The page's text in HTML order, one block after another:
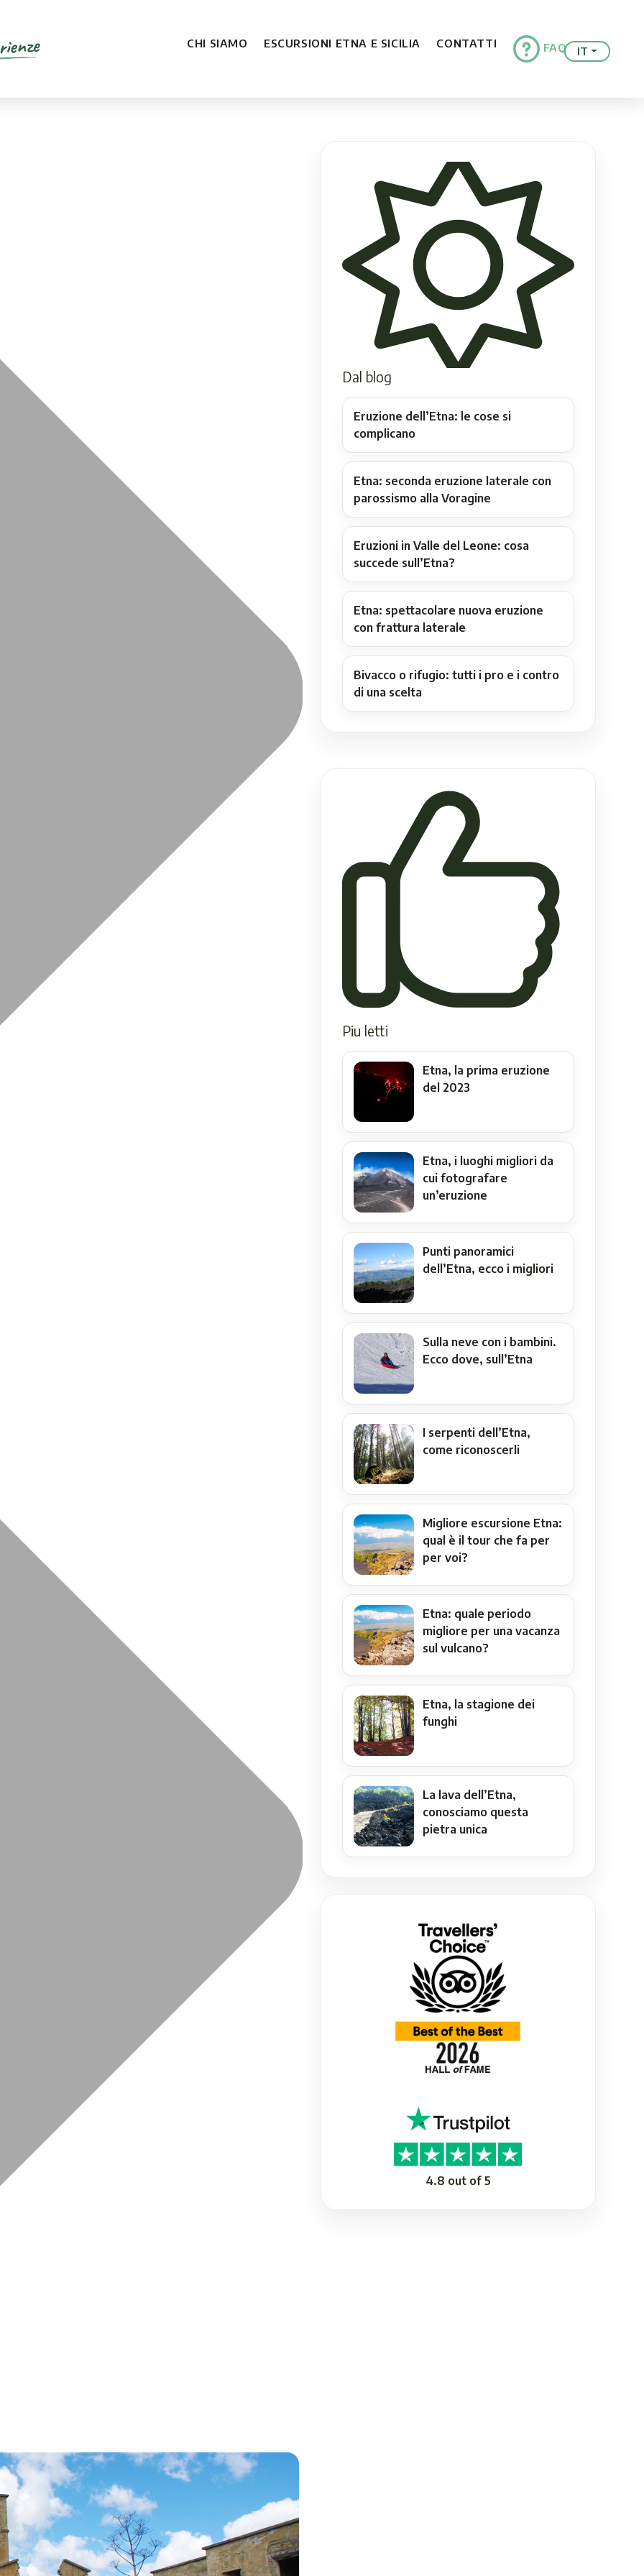
CHI SIAMO ESCURSIONI ETNA E SICILIA CONTATTI FAQ IT
Dal blog
Eruzione dell’Etna: le cose si
complicano
Etna: seconda eruzione laterale con
parossismo alla Voragine
Eruzioni in Valle del Leone: cosa
succede sull’Etna?
Etna: spettacolare nuova eruzione
con frattura laterale
Bivacco o rifugio: tutti i pro e i contro
di una scelta
Piu letti
Etna, la prima eruzione
del 2023
Etna, i luoghi migliori da
cui fotografare
un’eruzione
Punti panoramici
dell’Etna, ecco i migliori
Sulla neve con i bambini.
Ecco dove, sull’Etna
I serpenti dell’Etna,
come riconoscerli
Migliore escursione Etna:
qual è il tour che fa per
per voi?
Etna: quale periodo
migliore per una vacanza
sul vulcano?
Etna, la stagione dei
funghi
La lava dell’Etna,
conosciamo questa
pietra unica
4.8 out of 5